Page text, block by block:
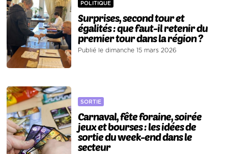
POLITIQUE
Surprises, second tour et
égalités : que faut-il retenir du
premier tour dans la région ?
Publié le dimanche 15 mars 2026
SORTIE
Carnaval, fête foraine, soirée
jeux et bourses : les idées de
sortie du week-end dans le
secteur